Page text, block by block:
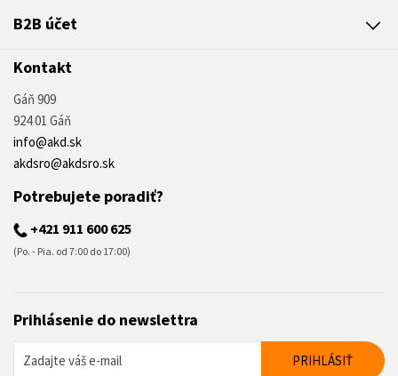
B2B účet
Kontakt
Gáň 909
924 01 Gáň
info@akd.sk
akdsro@akdsro.sk
Potrebujete poradiť?
+421 911 600 625
(Po. - Pia. od 7:00 do 17:00)
Prihlásenie do newslettra